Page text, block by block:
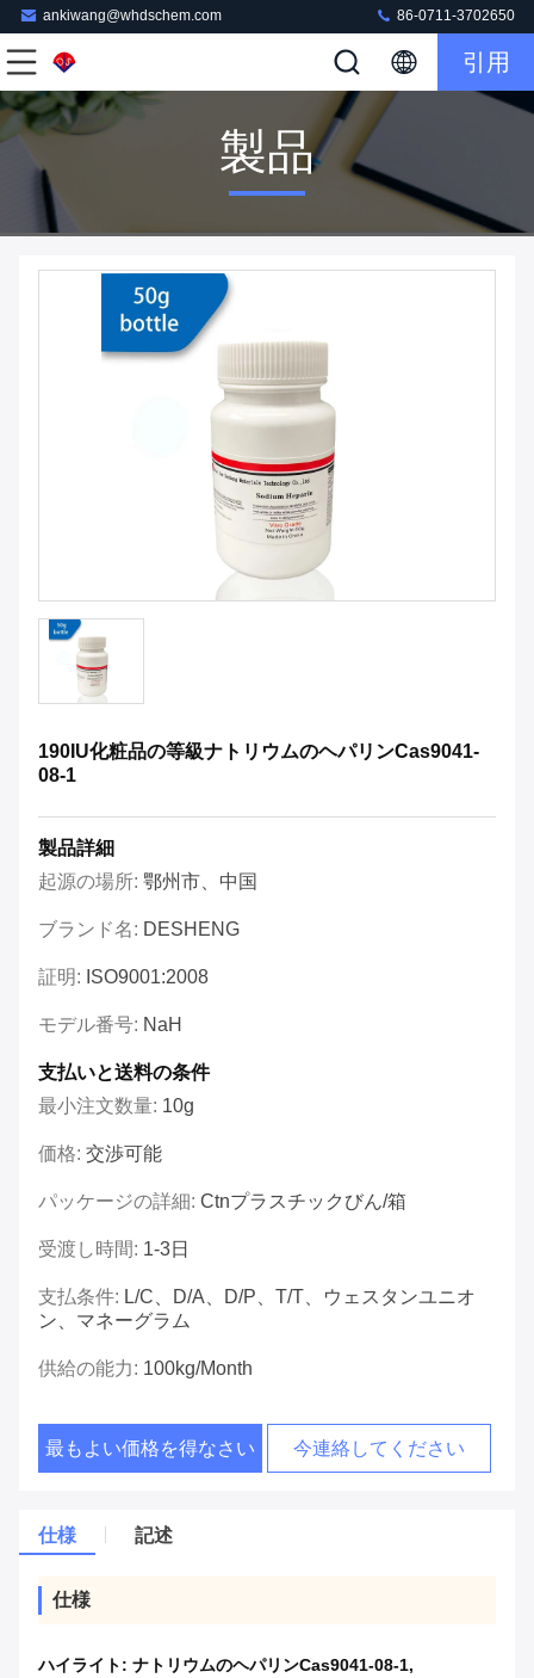
ankiwang@whdschem.com 86-0711-3702650
引用
製品
190IU化粧品の等級ナトリウムのヘパリンCas9041-
08-1
製品詳細
起源の場所: 鄂州市、中国
ブランド名: DESHENG
証明: ISO9001:2008
モデル番号: NaH
支払いと送料の条件
最小注文数量: 10g
価格: 交渉可能
パッケージの詳細: Ctnプラスチックびん/箱
受渡し時間: 1-3日
支払条件: L/C、D/A、D/P、T/T、ウェスタンユニオ
ン、マネーグラム
供給の能力: 100kg/Month
最もよい価格を得なさい 今連絡してください
仕様 記述
仕様
ハイライト: ナトリウムのヘパリンCas9041-08-1,